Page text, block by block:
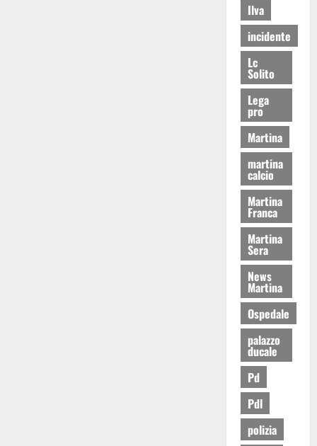
Ilva
incidente
Lc
Solito
Lega
pro
Martina
martina
calcio
Martina
Franca
Martina
Sera
News
Martina
Ospedale
palazzo
ducale
Pd
Pdl
polizia